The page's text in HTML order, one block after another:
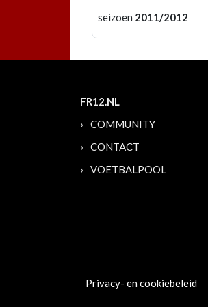
seizoen 2011/2012
FR12.NL
COMMUNITY
CONTACT
VOETBALPOOL
Privacy- en cookiebeleid